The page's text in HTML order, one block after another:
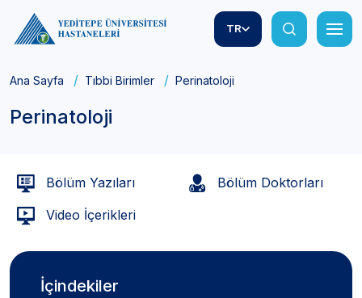
TR
Ana Sayfa Tıbbi Birimler Perinatoloji
Perinatoloji
Bölüm Yazıları
Bölüm Doktorları
Video İçerikleri
İçindekiler